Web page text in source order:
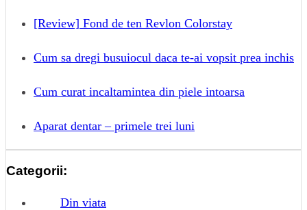
[Review] Fond de ten Revlon Colorstay
Cum sa dregi busuiocul daca te-ai vopsit prea inchis
Cum curat incaltamintea din piele intoarsa
Aparat dentar – primele trei luni
Categorii:
Din viata